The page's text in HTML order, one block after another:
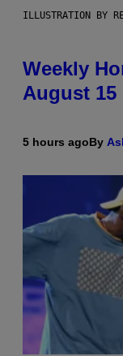
ILLUSTRATION BY
Weekly
August 15
5 hours agoBy